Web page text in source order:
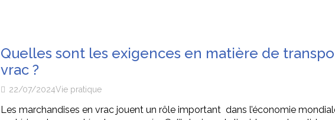
Quelles sont les exigences en matière de
vrac ?
22/07/2024Vie pratique
Les marchandises en vrac jouent un rôle important dans l’économie